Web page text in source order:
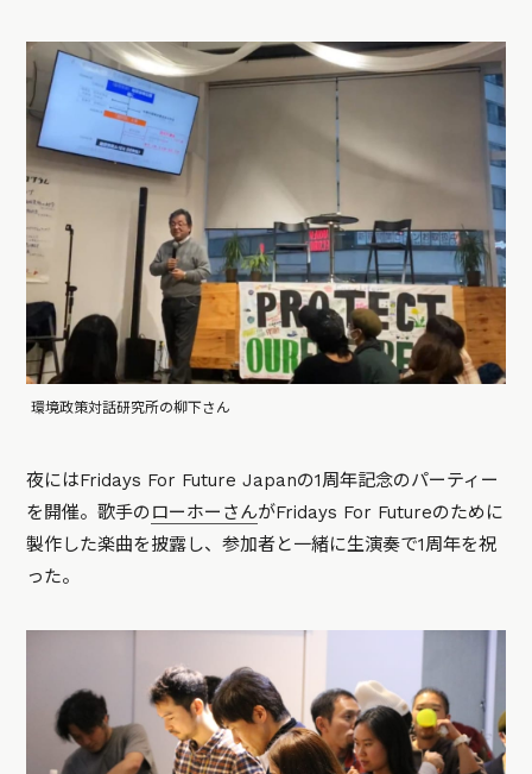
環境政策対話研究所の柳下さん
夜にはFridays For Future Japanの1周年記念のパーティー
を開催。歌手のローホーさんがFridays For Futureのために
製作した楽曲を披露し、参加者と一緒に生演奏で1周年を祝
った。